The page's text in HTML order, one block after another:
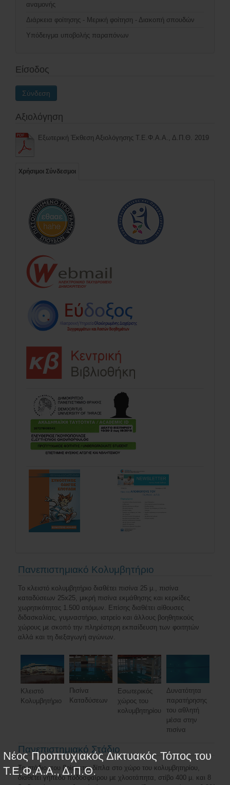
Νέος Προπτυχιακός Δικτυακός Τόπος του
Τ.Ε.Φ.Α.Α., Δ.Π.Θ.
αναμονής
Διάρκεια φοίτησης - Μερική φοίτηση - Διακοπή σπουδών
Υπόδειγμα υποβολής παραπόνων
Είσοδος
Σύνδεση
Αξιολόγηση
Εξωτερική Έκθεση Αξιολόγησης Τ.Ε.Φ.Α.Α., Δ.Π.Θ. 2019
Χρήσιμοι Σύνδεσμοι
Πανεπιστημιακό Κολυμβητήριο
Το κλειστό κολυμβητήριο διαθέτει πισίνα 25 μ., πισίνα
καταδύσεων 25x25, μικρή πισίνα εκμάθησης και κερκίδες
χωρητικότητας 1.500 ατόμων. Επίσης διαθέτει αίθουσες
διδασκαλίας, γυμναστήριο, ιατρείο και άλλους βοηθητικούς
χώρους με σκοπό την πληρέστερη εκπαίδευση των φοιτητών
αλλά και τη διεξαγωγή αγώνων.
Κλειστό
Κολυμβητήριο
Πισίνα
Καταδύσεων
Εσωτερικός
χώρος του
κολυμβητηρίου
Δυνατότητα
παρατήρησης
του αθλητή
μέσα στην
πισίνα
Πανεπιστημιακό Στάδιο
Το στάδιο που βρίσκεται δίπλα στο χώρο του κολυμβητηρίου,
διαθέτει γήπεδο ποδοσφαίρου με χλοοτάπητα, στίβο 400 μ. και 8